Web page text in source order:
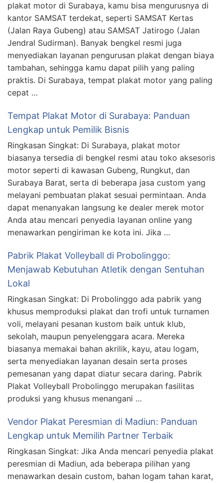
plakat motor di Surabaya, kamu bisa mengurusnya di
kantor SAMSAT terdekat, seperti SAMSAT Kertas
(Jalan Raya Gubeng) atau SAMSAT Jatirogo (Jalan
Jendral Sudirman). Banyak bengkel resmi juga
menyediakan layanan pengurusan plakat dengan biaya
tambahan, sehingga kamu dapat pilih yang paling
praktis. Di Surabaya, tempat plakat motor yang paling
cepat …
Tempat Plakat Motor di Surabaya: Panduan
Lengkap untuk Pemilik Bisnis
Ringkasan Singkat: Di Surabaya, plakat motor
biasanya tersedia di bengkel resmi atau toko aksesoris
motor seperti di kawasan Gubeng, Rungkut, dan
Surabaya Barat, serta di beberapa jasa custom yang
melayani pembuatan plakat sesuai permintaan. Anda
dapat menanyakan langsung ke dealer merek motor
Anda atau mencari penyedia layanan online yang
menawarkan pengiriman ke kota ini. Jika …
Pabrik Plakat Volleyball di Probolinggo:
Menjawab Kebutuhan Atletik dengan Sentuhan
Lokal
Ringkasan Singkat: Di Probolinggo ada pabrik yang
khusus memproduksi plakat dan trofi untuk turnamen
voli, melayani pesanan kustom baik untuk klub,
sekolah, maupun penyelenggara acara. Mereka
biasanya memakai bahan akrilik, kayu, atau logam,
serta menyediakan layanan desain serta proses
pemesanan yang dapat diatur secara daring. Pabrik
Plakat Volleyball Probolinggo merupakan fasilitas
produksi yang khusus menangani …
Vendor Plakat Peresmian di Madiun: Panduan
Lengkap untuk Memilih Partner Terbaik
Ringkasan Singkat: Jika Anda mencari penyedia plakat
peresmian di Madiun, ada beberapa pilihan yang
menawarkan desain custom, bahan logam tahan karat,